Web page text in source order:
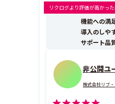
によって『効率化』と
代型採用管理システム ※現在TVCM放映キャンペーン実
施中です。 -----------...
リクログより評価が高かっ
機能への満
導入のしや
サポート品
非公開ユ
株式会社リブ